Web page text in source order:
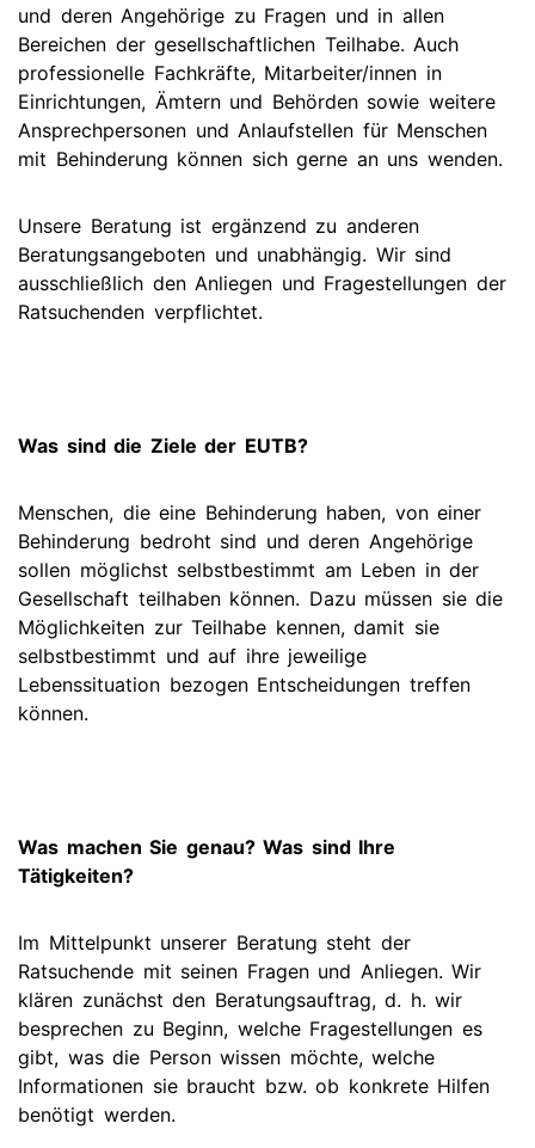
und deren Angehörige zu Fragen und in allen
Bereichen der gesellschaftlichen Teilhabe. Auch
professionelle Fachkräfte, Mitarbeiter/innen in
Einrichtungen, Ämtern und Behörden sowie weitere
Ansprechpersonen und Anlaufstellen für Menschen
mit Behinderung können sich gerne an uns wenden.
Unsere Beratung ist ergänzend zu anderen
Beratungsangeboten und unabhängig. Wir sind
ausschließlich den Anliegen und Fragestellungen der
Ratsuchenden verpflichtet.
Was sind die Ziele der EUTB?
Menschen, die eine Behinderung haben, von einer
Behinderung bedroht sind und deren Angehörige
sollen möglichst selbstbestimmt am Leben in der
Gesellschaft teilhaben können. Dazu müssen sie die
Möglichkeiten zur Teilhabe kennen, damit sie
selbstbestimmt und auf ihre jeweilige
Lebenssituation bezogen Entscheidungen treffen
können.
Was machen Sie genau? Was sind Ihre
Tätigkeiten?
Im Mittelpunkt unserer Beratung steht der
Ratsuchende mit seinen Fragen und Anliegen. Wir
klären zunächst den Beratungsauftrag, d. h. wir
besprechen zu Beginn, welche Fragestellungen es
gibt, was die Person wissen möchte, welche
Informationen sie braucht bzw. ob konkrete Hilfen
benötigt werden.